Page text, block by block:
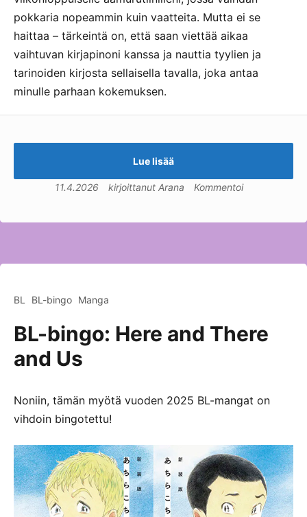
pokkaria nopeammin kuin vaatteita. Mutta ei se
haittaa – tärkeintä on, että saan viettää aikaa
vaihtuvan kirjapinoni kanssa ja nauttia tyylien ja
tarinoiden kirjosta sellaisella tavalla, joka antaa
minulle parhaan kokemuksen.
Lue lisää
11.4.2026 kirjoittanut Arana Kommentoi
BL BL-bingo Manga
BL-bingo: Here and There
and Us
Noniin, tämän myötä vuoden 2025 BL-mangat on
vihdoin bingotettu!